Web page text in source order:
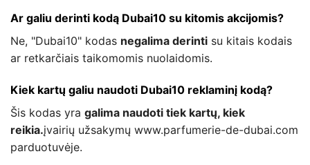
Ar galiu derinti kodą Dubai10 su kitomis akcijomis?
Ne, "Dubai10" kodas negalima derinti su kitais kodais
ar retkarčiais taikomomis nuolaidomis.
Kiek kartų galiu naudoti Dubai10 reklaminį kodą?
Šis kodas yra galima naudoti tiek kartų, kiek
reikia.įvairių užsakymų www.parfumerie-de-dubai.com
parduotuvėje.